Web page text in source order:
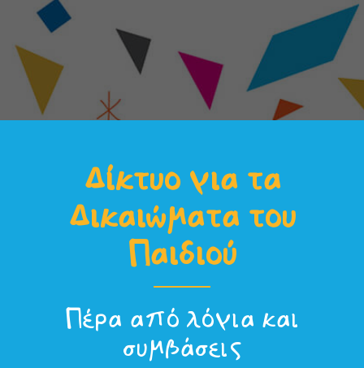
Δίκτυο για τα
Δικαιώµατα του
Παιδιού
Πέρα από λόγια και
συµβάσεις